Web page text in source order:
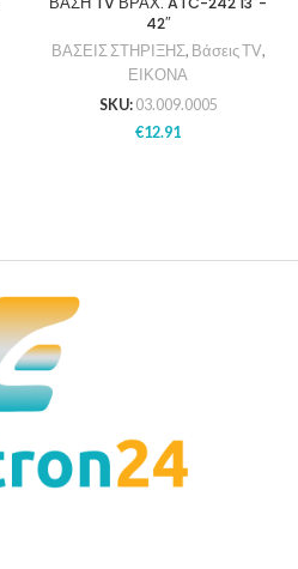
42″
ΒΑΣΕΙΣ ΣΤΗΡΙΞΗΣ, Βάσεις ΤV,
ΕΙΚΟΝΑ
SKU: 03.009.0005
€12.91